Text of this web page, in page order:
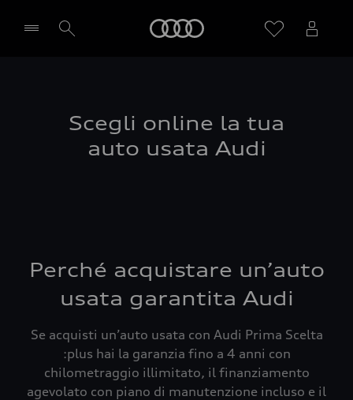
Scegli online la tua
auto usata Audi
Perché acquistare un’auto
usata garantita Audi
Se acquisti un’auto usata con Audi Prima Scelta
:plus hai la garanzia fino a 4 anni con
chilometraggio illimitato, il finanziamento
agevolato con piano di manutenzione incluso e il